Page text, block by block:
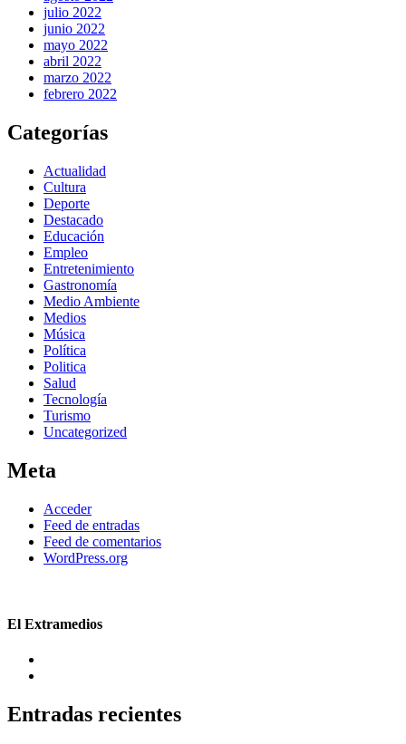
julio 2022
junio 2022
mayo 2022
abril 2022
marzo 2022
febrero 2022
Categorías
Actualidad
Cultura
Deporte
Destacado
Educación
Empleo
Entretenimiento
Gastronomía
Medio Ambiente
Medios
Música
Política
Politica
Salud
Tecnología
Turismo
Uncategorized
Meta
Acceder
Feed de entradas
Feed de comentarios
WordPress.org
El Extramedios
Entradas recientes